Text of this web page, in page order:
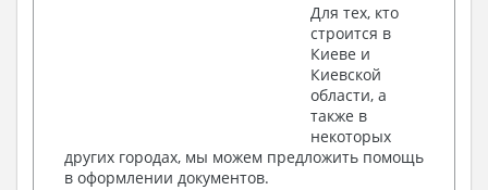
Для тех, кто
строится в
Киеве и
Киевской
области, а
также в
некоторых
других городах, мы можем предложить помощь
в оформлении документов.